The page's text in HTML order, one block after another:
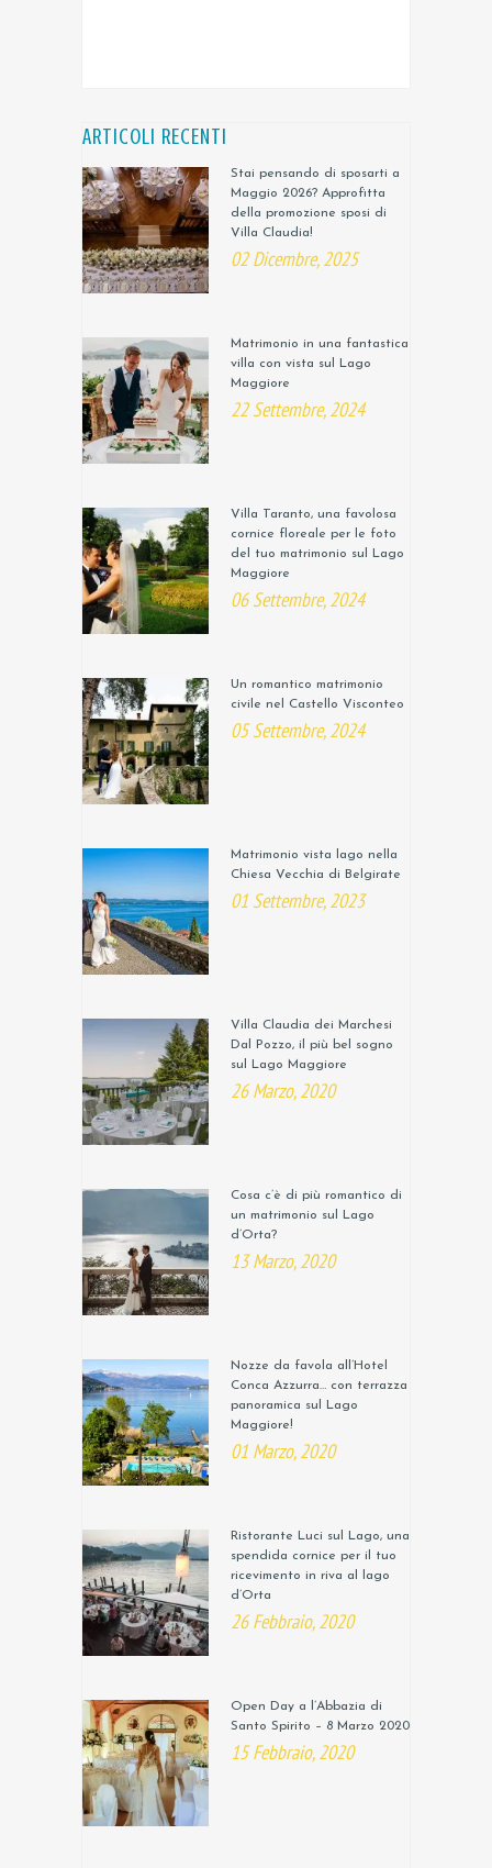
ARTICOLI RECENTI
Stai pensando di sposarti a
Maggio 2026? Approfitta
della promozione sposi di
Villa Claudia!
02 Dicembre, 2025
Matrimonio in una fantastica
villa con vista sul Lago
Maggiore
22 Settembre, 2024
Villa Taranto, una favolosa
cornice floreale per le foto
del tuo matrimonio sul Lago
Maggiore
06 Settembre, 2024
Un romantico matrimonio
civile nel Castello Visconteo
05 Settembre, 2024
Matrimonio vista lago nella
Chiesa Vecchia di Belgirate
01 Settembre, 2023
Villa Claudia dei Marchesi
Dal Pozzo, il più bel sogno
sul Lago Maggiore
26 Marzo, 2020
Cosa c’è di più romantico di
un matrimonio sul Lago
d’Orta?
13 Marzo, 2020
Nozze da favola all’Hotel
Conca Azzurra… con terrazza
panoramica sul Lago
Maggiore!
01 Marzo, 2020
Ristorante Luci sul Lago, una
spendida cornice per il tuo
ricevimento in riva al lago
d’Orta
26 Febbraio, 2020
Open Day a l’Abbazia di
Santo Spirito – 8 Marzo 2020
15 Febbraio, 2020